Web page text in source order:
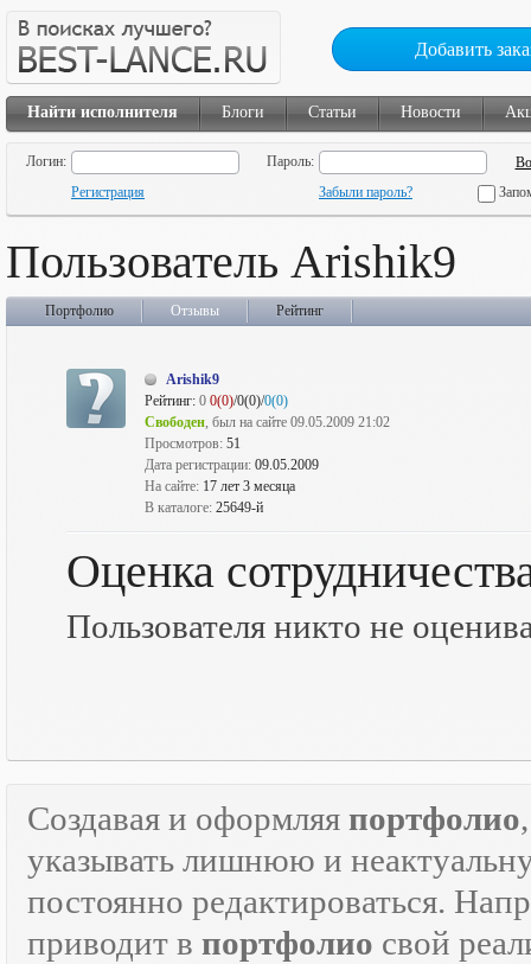
Добавить
Найти исполнителя Блоги Статьи Новости
Логин:
Пароль:
Регистрация
Забыли пароль?
Пользователь Arishik9
Портфолио Отзывы Рейтинг
Arishik9
Рейтинг: 0 0(0)/0(0)/0(0)
Свободен, был на сайте 09.05.2009 21:02
Просмотров: 51
Дата регистрации: 09.05.2009
На сайте: 17 лет 3 месяца
В каталоге: 25649-й
Оценка
Пользователя никто не
Создавая и оформляя портфолио
указывать лишнюю и
постоянно редактироваться.
приводит в портфолио свой